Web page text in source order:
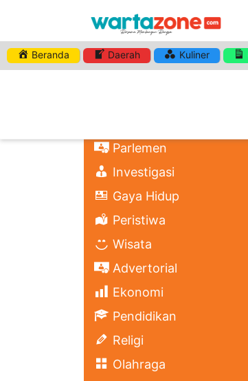
Beranda Daerah Kuliner
Parlemen
Investigasi
Gaya Hidup
Peristiwa
Wisata
Advertorial
Ekonomi
Pendidikan
Religi
Olahraga